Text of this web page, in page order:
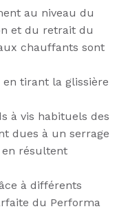
au niveau du
et du retrait du
chauffants sont
tirant la glissière
à vis habituels des
dues à un serrage
en résultent
à différents
du Performa